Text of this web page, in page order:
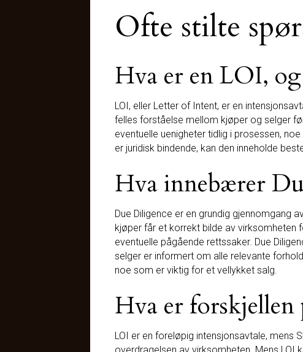
Ofte stilte
Hva er en LOI,
LOI, eller Letter of Intent, er en
felles forståelse mellom kjøper og selger
eventuelle uenigheter tidlig i prosessen,
er juridisk bindende, kan den inneholde
Hva innebærer
Due Diligence er en grundig gjennomgang
kjøper får et korrekt bilde av virksomheten
eventuelle pågående rettssaker. Due
selger er informert om alle relevante
noe som er viktig for et vellykket salg.
Hva er forskjellen
LOI er en foreløpig intensjonsavtale, mens